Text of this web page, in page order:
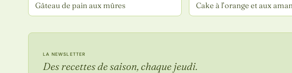
Gâteau de pain aux mûres Cake à l’orange et aux
LA NEWSLETTER
Des recettes de saison, chaque jeudi.